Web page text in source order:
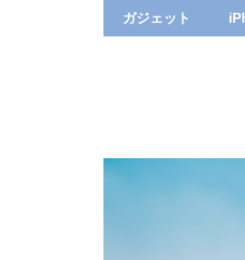
ガジェット